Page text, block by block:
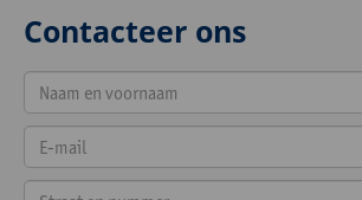
Contacteer ons